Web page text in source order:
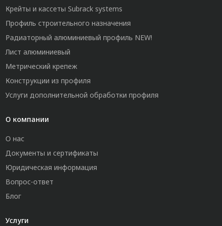
Крейты и кассеты Subrack systems
Профиль строительного назначения
Радиаторный алюминиевый профиль NEW!
Лист алюминиевый
Метрический крепеж
Конструкции из профиля
Услуги дополнительной обработки профиля
О компании
О нас
Документы и сертификаты
Юридическая информация
Вопрос-ответ
Блог
Услуги